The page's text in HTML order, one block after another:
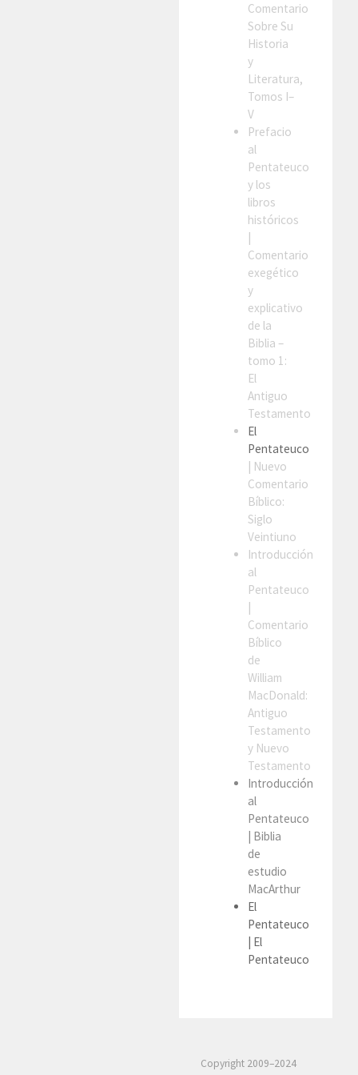
Comentario
Sobre Su
Historia
y
Literatura,
Tomos I–
V
Prefacio
al
Pentateuco
y los
libros
históricos
Comentario
exegético
y
explicativo
de la
Biblia –
tomo 1:
El
Antiguo
Testamento
El
Pentateuco
| Nuevo
Comentario
Bíblico:
Siglo
Veintiuno
Introducción
al
Pentateuco
Comentario
Bíblico
de
William
MacDonald:
Antiguo
Testamento
y Nuevo
Testamento
Introducción
al
Pentateuco
| Biblia
de
estudio
MacArthur
El
Pentateuco
| El
Pentateuco
Copyright 2009–2024